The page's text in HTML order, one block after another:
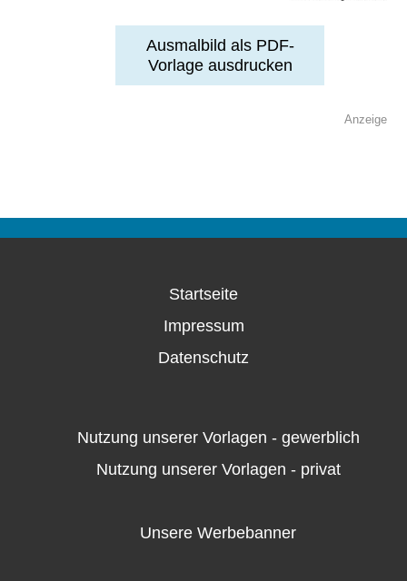
Ausmalbild als PDF-
Vorlage ausdrucken
Anzeige
Startseite
Impressum
Datenschutz
Nutzung unserer Vorlagen - gewerblich
Nutzung unserer Vorlagen - privat
Unsere Werbebanner